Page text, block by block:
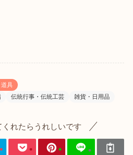
具
伝統行事・伝統工芸 雑貨・日用品
くれたらうれしいです